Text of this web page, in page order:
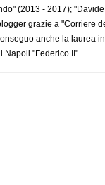
(2013 - 2017);
grazie a "Corriere
anche la laurea
"Federico II".